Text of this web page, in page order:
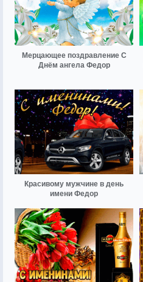
Мерцающее поздравление С
Днём ангела Федор
Красивому мужчине в день
имени Федор